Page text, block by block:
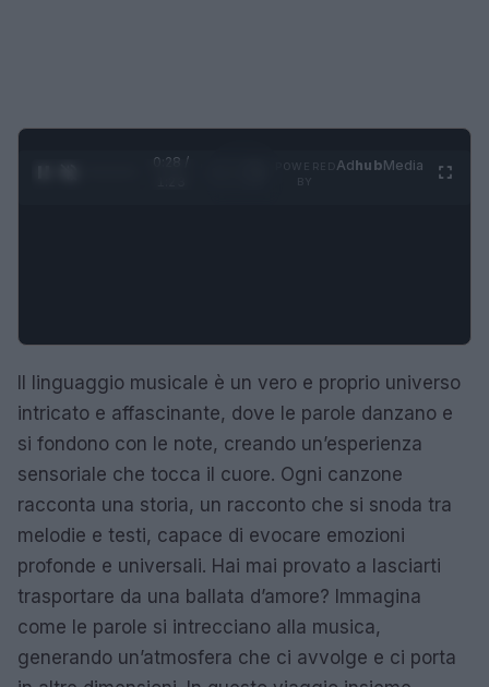
0:29 /
AdhubMedia
Il linguaggio musicale è un vero e proprio universo
intricato e affascinante, dove le parole danzano e
si fondono con le note, creando un’esperienza
sensoriale che tocca il cuore. Ogni canzone
racconta una storia, un racconto che si snoda tra
melodie e testi, capace di evocare emozioni
profonde e universali. Hai mai provato a lasciarti
trasportare da una ballata d’amore? Immagina
come le parole si intrecciano alla musica,
generando un’atmosfera che ci avvolge e ci porta